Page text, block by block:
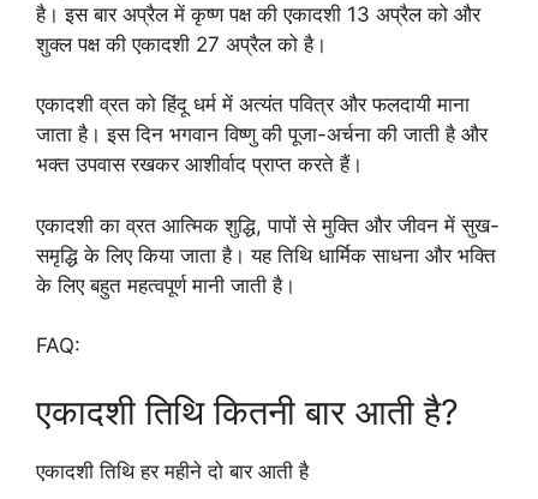
है। इस बार अप्रैल में कृष्ण पक्ष की एकादशी 13 अप्रैल को और
शुक्ल पक्ष की एकादशी 27 अप्रैल को है।
एकादशी व्रत को हिंदू धर्म में अत्यंत पवित्र और फलदायी माना
जाता है। इस दिन भगवान विष्णु की पूजा-अर्चना की जाती है और
भक्त उपवास रखकर आशीर्वाद प्राप्त करते हैं।
एकादशी का व्रत आत्मिक शुद्धि, पापों से मुक्ति और जीवन में सुख-
समृद्धि के लिए किया जाता है। यह तिथि धार्मिक साधना और भक्ति
के लिए बहुत महत्वपूर्ण मानी जाती है।
FAQ:
एकादशी तिथि कितनी बार आती है?
एकादशी तिथि हर महीने दो बार आती है